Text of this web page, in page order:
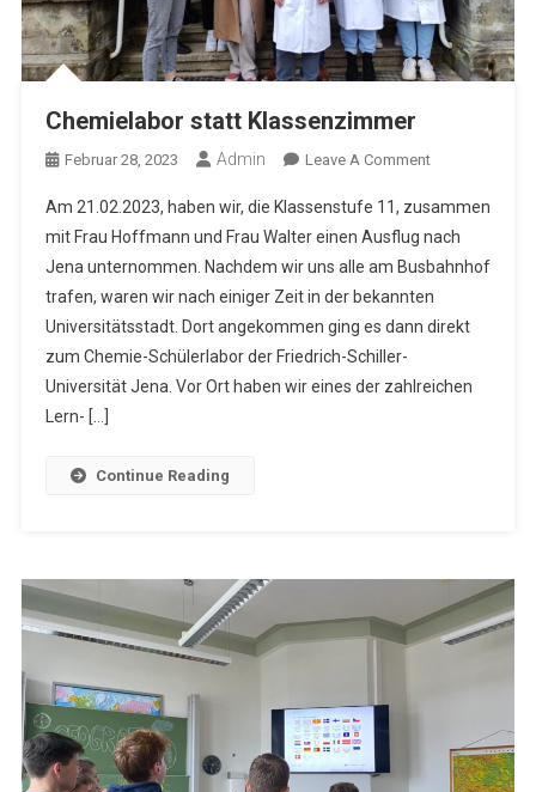
Chemielabor statt Klassenzimmer
Februar 28, 2023 Admin Leave A CommentOn
Statt
Klassenzimmer
Am 21.02.2023, haben wir, die Klassenstufe 11, zusammen
mit Frau Hoffmann und Frau Walter einen Ausflug nach
Jena unternommen. Nachdem wir uns alle am Busbahnhof
trafen, waren wir nach einiger Zeit in der bekannten
Universitätsstadt. Dort angekommen ging es dann direkt
zum Chemie-Schülerlabor der Friedrich-Schiller-
Universität Jena. Vor Ort haben wir eines der zahlreichen
Lern- […]
Continue Reading